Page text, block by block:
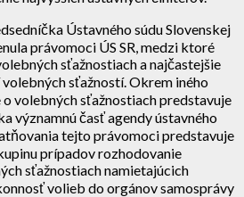
Ústavného súdu Slovenskej
právomoci ÚS SR, medzi ktoré
sťažnostiach a najčastejšie
sťažností. Okrem iného
volebných sťažnostiach predstavuje
významnú časť agendy ústavného
tejto právomoci predstavuje
prípadov rozhodovanie
sťažnostiach namietajúcich
volieb do orgánov samosprávy